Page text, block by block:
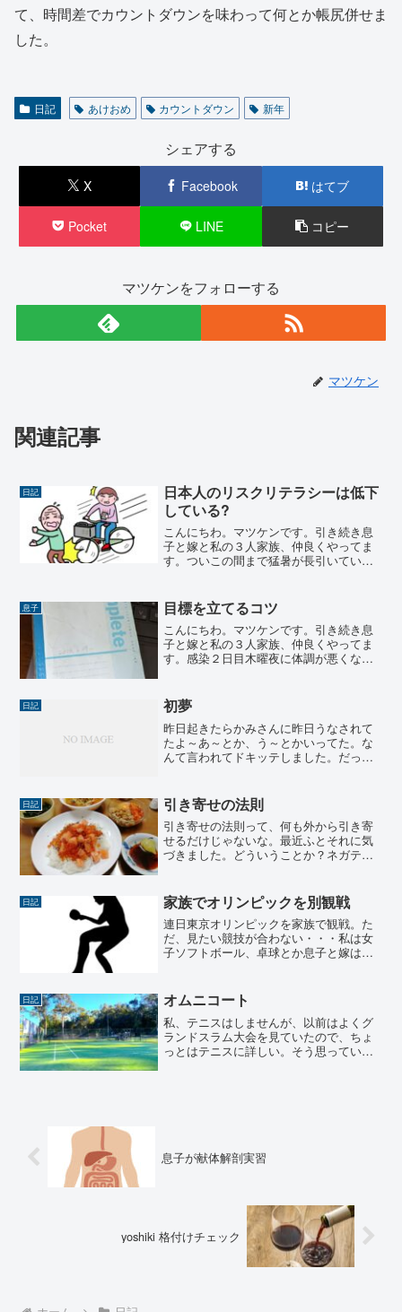
て、時間差でカウントダウンを味わって何とか帳尻併せま
した。
日記 あけおめ カウントダウン 新年
シェアする
X Facebook はてブ
Pocket LINE コピー
マツケンをフォローする
マツケン
関連記事
日記
日本人のリスクリテラシーは低下
している?
こんにちわ。マツケンです。引き続き息
子と嫁と私の３人家族、仲良くやってま
す。ついこの間まで猛暑が長引いてい
て冬になる？と思うような肌寒い日がち
らほらしていますね。これか...
息子 目標を立てるコツ
こんにちわ。マツケンです。引き続き息
子と嫁と私の３人家族、仲良くやってま
す。感染２日目木曜夜に体調が悪くなっ
７度越えは記憶にないだけに、３８度は
異次元の体温。たまに自室...
日記 初夢
昨日起きたらかみさんに昨日うなされて
たよ～あ～とか、う～とかいってた。な
んて言われてドキッテしました。だっ
っぱり気持ち悪いです。で、最近飯田史
彦先生の本を読んでいて、思...
日記 引き寄せの法則
引き寄せの法則って、何も外から引き寄
せるだけじゃないな。最近ふとそれに気
づきました。どういうことか？ネガティ
ということです。これは外じゃなくって
自分の深層心理の話。なぜ...
日記 家族でオリンピックを別観戦
連日東京オリンピックを家族で観戦。た
だ、見たい競技が合わない・・・私は女
子ソフトボール、卓球とか息子と嫁は男
とき。昨日がそれ。夜、嫁と息子は男子
バレーをテレビ観戦。終わ...
日記 オムニコート
私、テニスはしませんが、以前はよくグ
ランドスラム大会を見ていたので、ちょ
っとはテニスに詳しい。そう思っていま
息子が献体解剖実習
yoshiki 格付けチェック